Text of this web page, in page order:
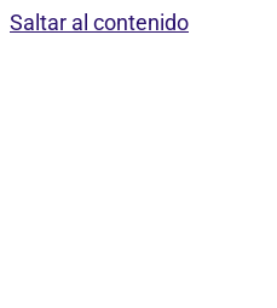
Saltar al contenido